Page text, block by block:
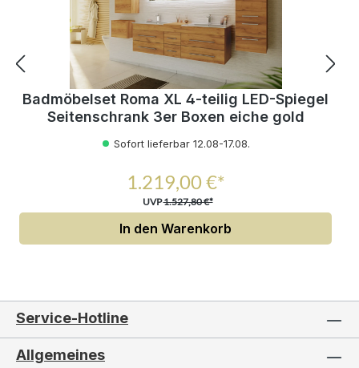
Badmöbelset Roma XL 4-teilig LED-Spiegel
Seitenschrank 3er Boxen eiche gold
Sofort lieferbar 12.08-17.08.
1.219,00 €*
UVP1.527,80 €*
In den Warenkorb
Service-Hotline
Allgemeines